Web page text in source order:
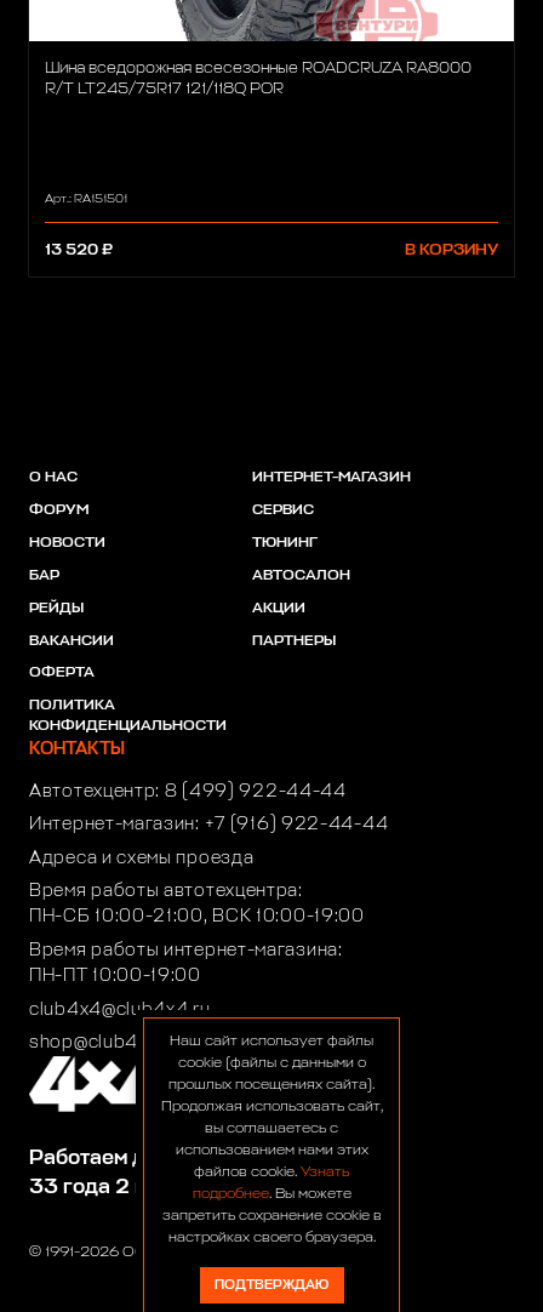
Шина вседорожная всесезонные ROADCRUZA RA8000
R/T LT245/75R17 121/118Q POR
Арт.: RA151501
13 520 ₽ В КОРЗИНУ
© 1991-2026 ООО «Сервис 4х4»
Работаем для вас:
33 года 2 месяца 22 дня
О НАС
ФОРУМ
НОВОСТИ
БАР
РЕЙДЫ
ВАКАНСИИ
ОФЕРТА
ПОЛИТИКА
КОНФИДЕНЦИАЛЬНОСТИ
ИНТЕРНЕТ-МАГАЗИН
СЕРВИС
ТЮНИНГ
АВТОСАЛОН
АКЦИИ
ПАРТНЕРЫ
КОНТАКТЫ
Автотехцентр: 8 (499) 922-44-44
Интернет-магазин: +7 (916) 922-44-44
Адреса и схемы проезда
Время работы автотехцентра:
ПН-СБ 10:00-21:00, ВСК 10:00-19:00
Время работы интернет-магазина:
ПН-ПТ 10:00-19:00
club4x4@club4x4.ru
shop@club4x4.ruНаш сайт использует файлы
cookie (файлы с данными о
прошлых посещениях сайта).
Продолжая использовать сайт,
вы соглашаетесь с
использованием нами этих
файлов cookie. Узнать
подробнее. Вы можете
запретить сохранение cookie в
настройках своего браузера.
ПОДТВЕРЖДАЮ